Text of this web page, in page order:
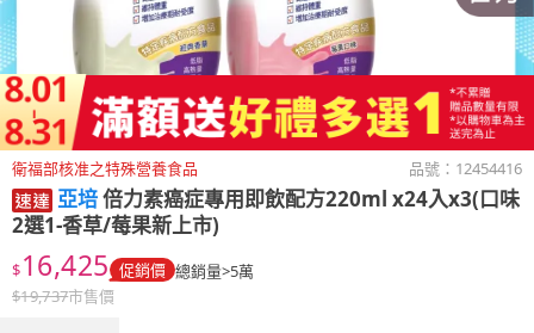
衛福部核准之特殊營養食品 品號： 12454416
亞培倍力素癌症專用即飲配方220ml x24入x3(口味
2選1-香草/莓果新上市)
$16,425 促銷價 總銷量>5萬
$19,737市售價